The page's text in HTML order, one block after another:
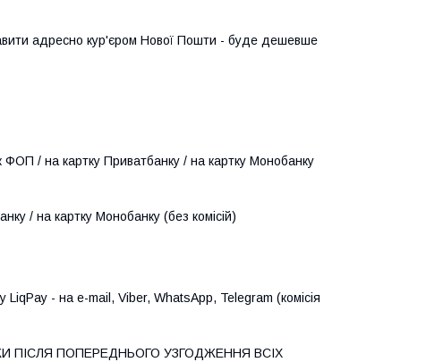
адресно кур'єром Нової Пошти - буде дешевше
/ на картку Приватбанку / на картку Монобанку
/ на картку Монобанку (без комісій)
- на e-mail, Viber, WhatsApp, Telegram (комісія
ПІСЛЯ ПОПЕРЕДНЬОГО УЗГОДЖЕННЯ ВСІХ